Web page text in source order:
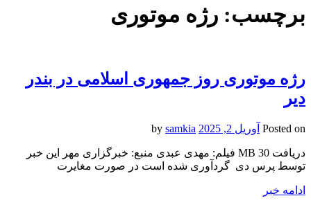
برچسب: رژه موتوری
رژه موتوری روز جمهوری اسلامی در بندر
دیر
Posted on آوریل 2, 2025 samkia
دریافت 30 MB فیلم: مهدی عبدی منبع: خبرگزاری مهر این خبر
توسط پرس دی گردآوری شده است در صورت مغایرت
ادامه خبر